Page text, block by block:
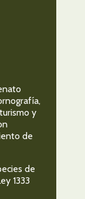
y
de
de
1333